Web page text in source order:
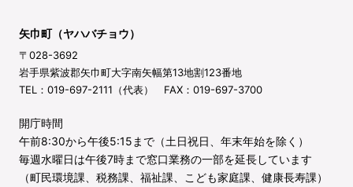
矢巾町（ヤハバチョウ）
〒028-3692
岩手県紫波郡矢巾町大字南矢幅第13地割123番地
TEL：019-697-2111（代表） FAX：019-697-3700
開庁時間
午前8:30から午後5:15まで（土日祝日、年末年始を除く）
毎週水曜日は午後7時まで窓口業務の一部を延長しています
（町民環境課、税務課、福祉課、こども家庭課、健康長寿課）